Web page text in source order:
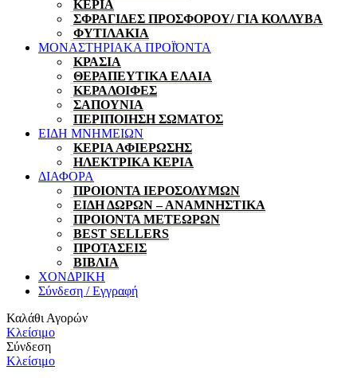
ΚΕΡΙΑ
ΣΦΡΑΓΙΔΕΣ ΠΡΟΣΦΟΡΟΥ/ ΓΙΑ ΚΟΛΛΥΒΑ
ΦΥΤΙΛΑΚΙΑ
ΜΟΝΑΣΤΗΡΙΑΚΑ ΠΡΟΪΌΝΤΑ
ΚΡΑΣΙΑ
ΘΕΡΑΠΕΥΤΙΚΑ ΕΛΑΙΑ
ΚΕΡΑΛΟΙΦΕΣ
ΣΑΠΟΥΝΙΑ
ΠΕΡΙΠΟΙΗΣΗ ΣΩΜΑΤΟΣ
ΕΙΔΗ ΜΝΗΜΕΙΩΝ
ΚΕΡΙΑ ΑΦΙΕΡΩΣΗΣ
ΗΛΕΚΤΡΙΚΑ ΚΕΡΙΑ
ΔΙΑΦΟΡΑ
ΠΡΟΙΟΝΤΑ ΙΕΡΟΣΟΛΥΜΩΝ
ΕΙΔΗ ΔΩΡΩΝ – ΑΝΑΜΝΗΣΤΙΚΑ
ΠΡΟΙΟΝΤΑ ΜΕΤΕΩΡΩΝ
BEST SELLERS
ΠΡΟΤΑΣΕΙΣ
ΒΙΒΛΙΑ
ΧΟΝΔΡΙΚΗ
Σύνδεση / Εγγραφή
Καλάθι Αγορών
Κλείσιμο
Σύνδεση
Κλείσιμο